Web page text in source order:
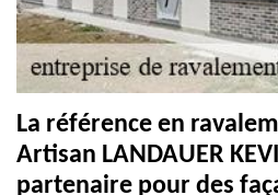
La référence en
Artisan LANDAUER
partenaire pour des